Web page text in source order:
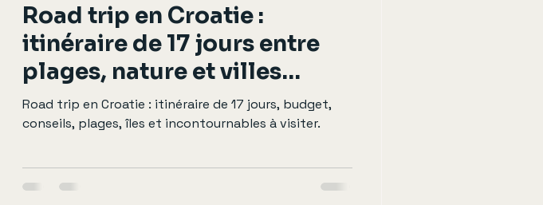
Road trip en Croatie :
itinéraire de 17 jours entre
plages, nature et villes
historiques 🇭🇷
Road trip en Croatie : itinéraire de 17 jours, budget,
conseils, plages, îles et incontournables à visiter.